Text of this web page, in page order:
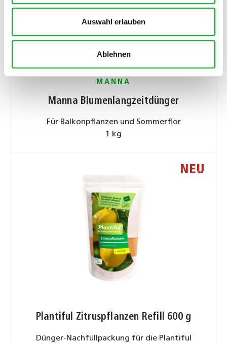
Auswahl erlauben
Ablehnen
MANNA
Manna Blumenlangzeitdünger
Für Balkonpflanzen und Sommerflor
1 kg
Plantiful Zitruspflanzen Refill 600 g
Dünger-Nachfüllpackung für die Plantiful